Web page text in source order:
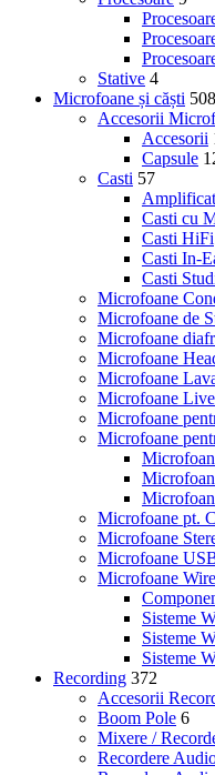
Stative 4
Microfoane și căști 508
Accesorii
Accesorii
Capsule
Casti 57
Casti cu
Casti HiFi
Casti In-
Casti
Microfoane
Microfoane de
Microfoane
Microfoane
Microfoane
Microfoane
Microfoane
Microfoane
Microfoane pt.
Microfoane
Microfoane
Microfoane
Sisteme
Sisteme
Sisteme
Recording 372
Accesorii
Boom Pole 6
Mixere /
Recordere